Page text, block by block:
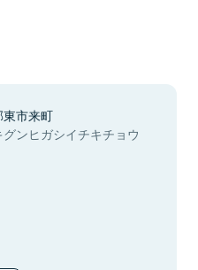
東市来町
グンヒガシイチキチョウ